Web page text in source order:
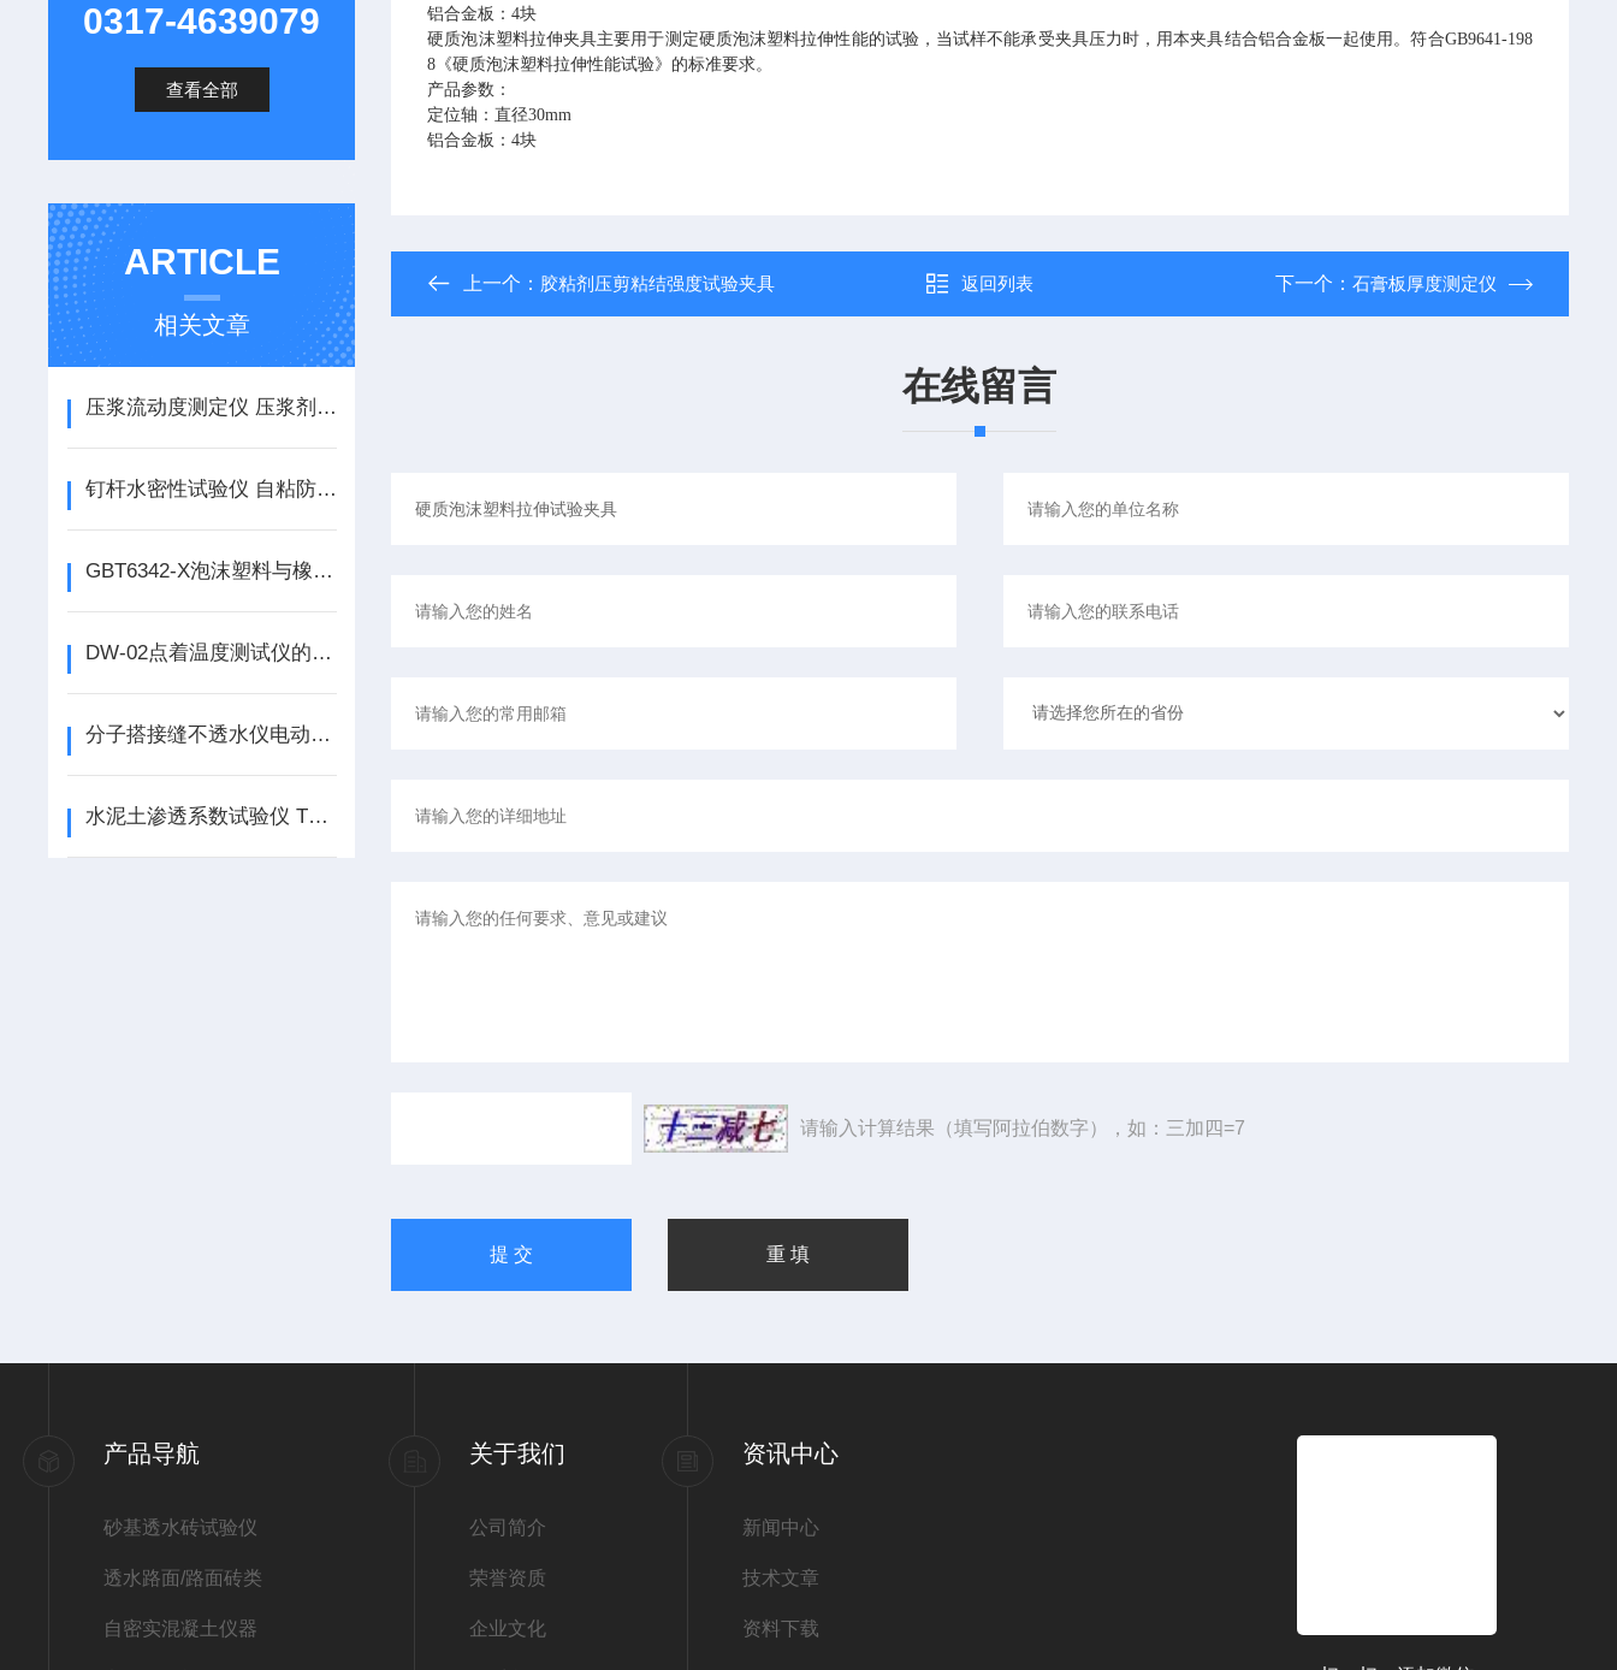
0317-4639079
查看全部
ARTICLE
相关文章
压浆流动度测定仪 压浆剂流动度试验仪的使用说明
钉杆水密性试验仪 自粘防水卷材钉杆密水性试验仪的使用说明
GBT6342-X泡沫塑料与橡胶测微仪的使用说明
DW-02点着温度测试仪的使用说明
分子搭接缝不透水仪电动数显防水卷材搭接缝不透水仪如何使用
水泥土渗透系数试验仪 TJSS-25使用说明
铝合金板：4块
硬质泡沫塑料拉伸夹具主要用于测定硬质泡沫塑料拉伸性能的试验，当试样不能承受夹具压力时，用本夹具结合铝合金板一起使用。符合GB9641-198
8《硬质泡沫塑料拉伸性能试验》的标准要求。
产品参数：
定位轴：直径30mm
铝合金板：4块
上一个： 胶粘剂压剪粘结强度试验夹具 返回列表 下一个： 石膏板厚度测定仪
在线留言
请输入计算结果（填写阿拉伯数字），如：三加四=7
产品导航
砂基透水砖试验仪
透水路面/路面砖类
自密实混凝土仪器
关于我们
公司简介
荣誉资质
企业文化
资讯中心
新闻中心
技术文章
资料下载